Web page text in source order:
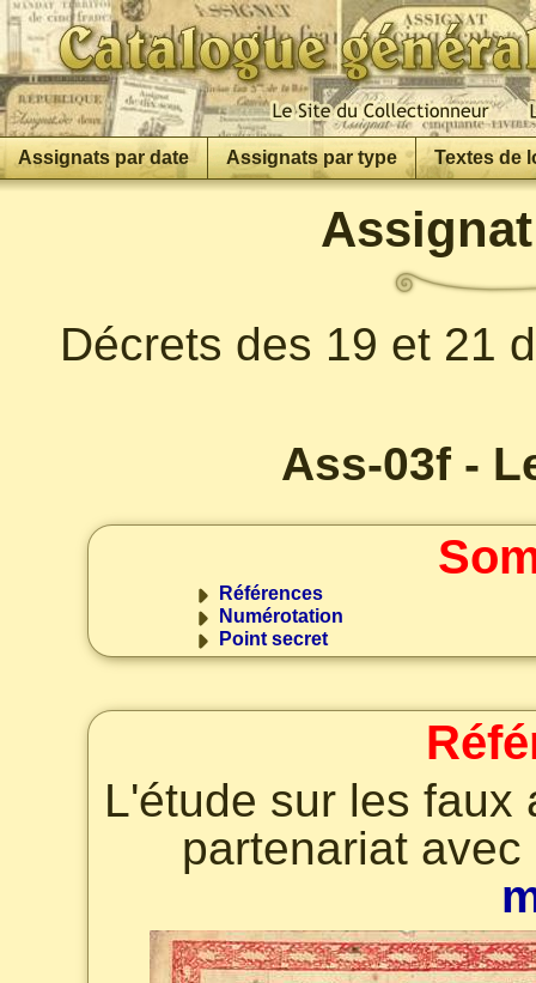
Assignats par date Assignats par type Textes de
Décrets des 19 et 21
Ass-03f -
Références
Numérotation
Point secret
L'étude sur les faux
partenariat